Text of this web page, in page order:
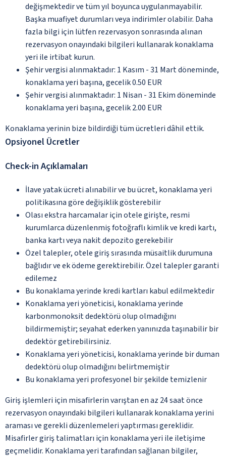
değişmektedir ve tüm yıl boyunca uygulanmayabilir.
Başka muafiyet durumları veya indirimler olabilir. Daha
fazla bilgi için lütfen rezervasyon sonrasında alınan
rezervasyon onayındaki bilgileri kullanarak konaklama
yeri ile irtibat kurun.
Şehir vergisi alınmaktadır: 1 Kasım - 31 Mart döneminde,
konaklama yeri başına, gecelik 0.50 EUR
Şehir vergisi alınmaktadır: 1 Nisan - 31 Ekim döneminde
konaklama yeri başına, gecelik 2.00 EUR
Konaklama yerinin bize bildirdiği tüm ücretleri dâhil ettik.
Opsiyonel Ücretler
Check-in Açıklamaları
İlave yatak ücreti alınabilir ve bu ücret, konaklama yeri
politikasına göre değişiklik gösterebilir
Olası ekstra harcamalar için otele girişte, resmi
kurumlarca düzenlenmiş fotoğraflı kimlik ve kredi kartı,
banka kartı veya nakit depozito gerekebilir
Özel talepler, otele giriş sırasında müsaitlik durumuna
bağlıdır ve ek ödeme gerektirebilir. Özel talepler garanti
edilemez
Bu konaklama yerinde kredi kartları kabul edilmektedir
Konaklama yeri yöneticisi, konaklama yerinde
karbonmonoksit dedektörü olup olmadığını
bildirmemiştir; seyahat ederken yanınızda taşınabilir bir
dedektör getirebilirsiniz.
Konaklama yeri yöneticisi, konaklama yerinde bir duman
dedektörü olup olmadığını belirtmemiştir
Bu konaklama yeri profesyonel bir şekilde temizlenir
Giriş işlemleri için misafirlerin varıştan en az 24 saat önce
rezervasyon onayındaki bilgileri kullanarak konaklama yerini
araması ve gerekli düzenlemeleri yaptırması gereklidir.
Misafirler giriş talimatları için konaklama yeri ile iletişime
geçmelidir. Konaklama yeri tarafından sağlanan bilgiler,